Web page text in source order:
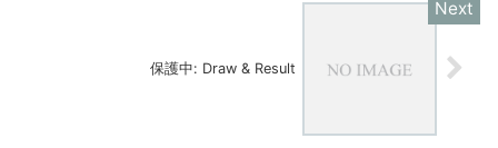
保護中: Draw & Result